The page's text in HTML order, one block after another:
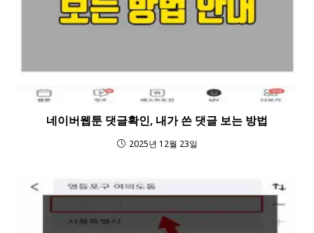
네이버웹툰 댓글확인, 내가 쓴 댓글 보는 방법
2025년 12월 23일